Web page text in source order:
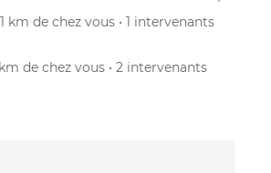
km de chez vous • 1 intervenants
km de chez vous • 2 intervenants